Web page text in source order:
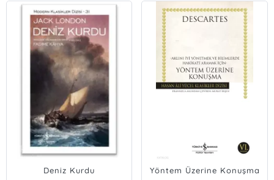
Deniz Kurdu Yöntem Üzerine Konuşma